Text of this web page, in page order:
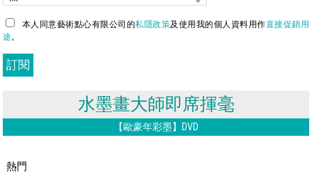
本人同意藝術點心有限公司的私隱政策及使用我的個人資料用作直接促銷用
途。
水墨畫大師即席揮毫
【歐豪年彩墨】DVD
熱門